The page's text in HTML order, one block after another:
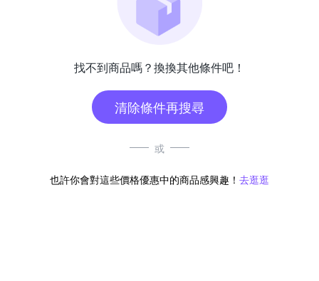
找不到商品嗎？換換其他條件吧！
清除條件再搜尋
或
也許你會對這些價格優惠中的商品感興趣！ 去逛逛